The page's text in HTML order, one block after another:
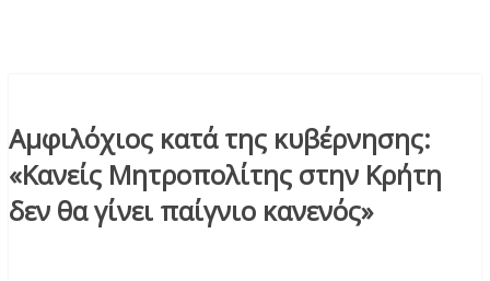
Αμφιλόχιος κατά της κυβέρνησης:
«Κανείς Μητροπολίτης στην Κρήτη
δεν θα γίνει παίγνιο κανενός»